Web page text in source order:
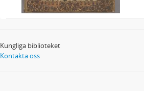
Kungliga biblioteket
Kontakta oss